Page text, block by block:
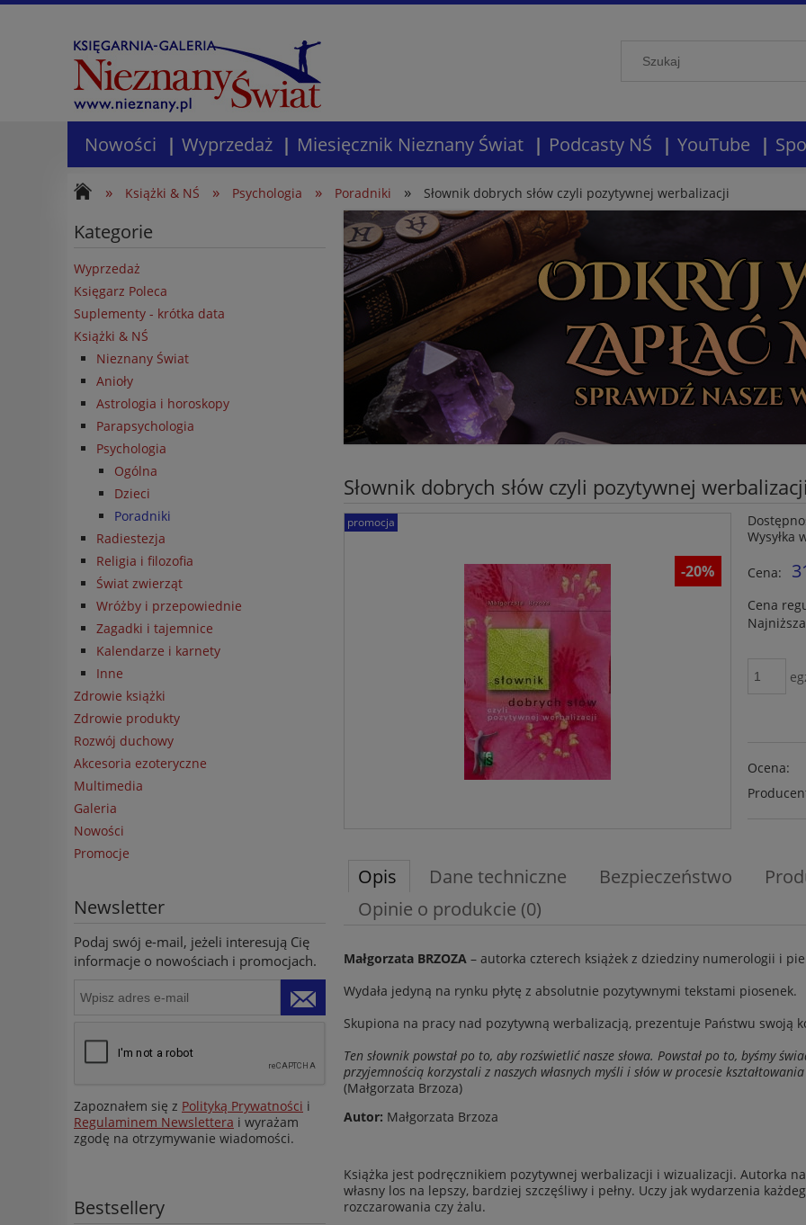
Nowości Wyprzedaż Miesięcznik Nieznany Świat Podcasty NŚ YouTube
» Książki & NŚ » Psychologia » Poradniki » Słownik dobrych słów czyli pozytywnej werbalizacji
Kategorie
Wyprzedaż
Księgarz Poleca
Suplementy - krótka data
Książki & NŚ
Nieznany Świat
Anioły
Astrologia i horoskopy
Parapsychologia
Psychologia
Ogólna
Dzieci
Poradniki
Radiestezja
Religia i filozofia
Świat zwierząt
Wróżby i przepowiednie
Zagadki i tajemnice
Kalendarze i karnety
Inne
Zdrowie książki
Zdrowie produkty
Rozwój duchowy
Akcesoria ezoteryczne
Multimedia
Galeria
Nowości
Promocje
Newsletter
Podaj swój e-mail, jeżeli interesują Cię
informacje o nowościach i promocjach.
Zapoznałem się z Polityką Prywatności i
Regulaminem Newslettera i wyrażam
zgodę na otrzymywanie wiadomości.
Bestsellery
Słownik dobrych słów czyli pozytywnej werbalizacji
promocja
-20%
Wysyłka
Cena:
Cena
Ocena:
Opis Dane techniczne Bezpieczeństwo
Opinie o produkcie (0)
Małgorzata BRZOZA – autorka czterech książek z dziedziny numerologii i
Wydała jedyną na rynku płytę z absolutnie pozytywnymi tekstami piosenek.
Skupiona na pracy nad pozytywną werbalizacją, prezentuje Państwu swoją
Ten słownik powstał po to, aby rozświetlić nasze słowa. Powstał po to, byśmy
przyjemnością korzystali z naszych własnych myśli i słów w procesie kształtowania
(Małgorzata Brzoza)
Autor: Małgorzata Brzoza
Książka jest podręcznikiem pozytywnej werbalizacji i wizualizacji. Autorka
własny los na lepszy, bardziej szczęśliwy i pełny. Uczy jak wydarzenia
rozczarowania czy żalu.